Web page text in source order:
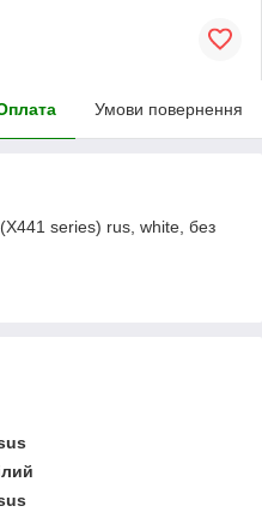
Умови повернення
series) rus, white, без